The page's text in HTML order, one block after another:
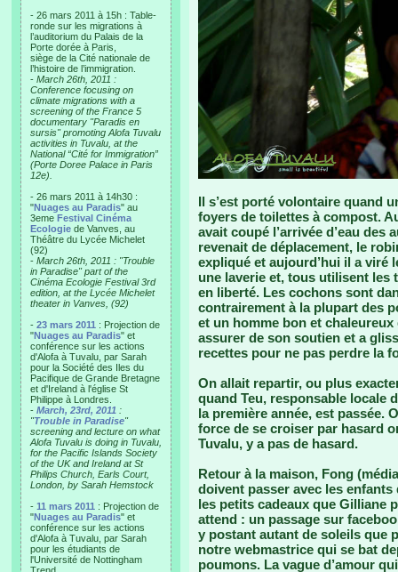
- 26 mars 2011 à 15h : Table-
ronde sur les migrations à
l’auditorium du Palais de la
Porte dorée à Paris,
siège de la Cité nationale de
l’histoire de l’immigration.
- March 26th, 2011 :
Conference focusing on
climate migrations with a
screening of the France 5
documentary "Paradis en
sursis" promoting Alofa Tuvalu
activities in Tuvalu, at the
National “Cité for Immigration”
(Porte Doree Palace in Paris
12e).
- 26 mars 2011 à 14h30 :
"Nuages au Paradis" au
3eme Festival Cinéma
Ecologie de Vanves, au
Théâtre du Lycée Michelet
(92)
- March 26th, 2011 : "Trouble
in Paradise" part of the
Cinéma Ecologie Festival 3rd
edition, at the Lycée Michelet
theater in Vanves, (92)
- 23 mars 2011 : Projection de
"Nuages au Paradis" et
conférence sur les actions
d'Alofa à Tuvalu, par Sarah
pour la Société des Iles du
Pacifique de Grande Bretagne
et d'Ireland à l'église St
Philippe à Londres.
- March, 23rd, 2011 :
"Trouble in Paradise"
screening and lecture on what
Alofa Tuvalu is doing in Tuvalu,
for the Pacific Islands Society
of the UK and Ireland at St
Philips Church, Earls Court,
London, by Sarah Hemstock
- 11 mars 2011 : Projection de
"Nuages au Paradis" et
conférence sur les actions
d'Alofa à Tuvalu, par Sarah
pour les étudiants de
l'Université de Nottingham
Il s’est porté volontaire quand
foyers de toilettes à compost.
avait coupé l’arrivée d’eau
revenait de déplacement, le
expliqué et aujourd’hui il a viré
une laverie et, tous utilisent les
en liberté. Les cochons sont
contrairement à la plupart des
et un homme bon et
assurer de son soutien et a
recettes pour ne pas perdre la
On allait repartir, ou plus
quand Teu, responsable locale
la première année, est passée.
force de se croiser par hasard
Tuvalu, y a pas de hasard.
Retour à la maison, Fong
doivent passer avec les
les petits cadeaux que Gilliane
attend : un passage sur
y postant autant de soleils que
notre webmastrice qui se bat
poumons. La vague d’amour